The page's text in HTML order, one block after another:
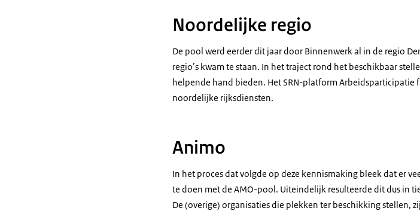
Noordelijke regio
De pool werd eerder dit jaar door Binnenwerk al in de regio
regio’s kwam te staan. In het traject rond het beschikbaar
helpende hand bieden. Het SRN-platform
noordelijke rijksdiensten.
Animo
In het proces dat volgde op deze kennismaking bleek dat er
te doen met de AMO-pool. Uiteindelijk resulteerde dit dus in
De (overige) organisaties die plekken ter beschikking stellen,